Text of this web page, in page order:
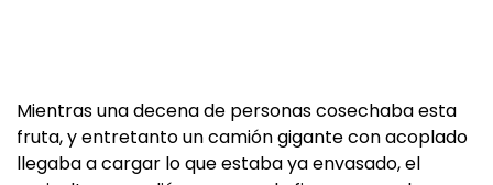
Mientras una decena de personas cosechaba esta
fruta, y entretanto un camión gigante con acoplado
llegaba a cargar lo que estaba ya envasado, el